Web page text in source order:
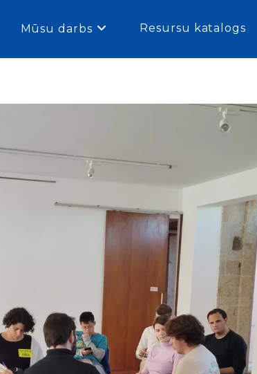
Mūsu darbs Resursu katalogs